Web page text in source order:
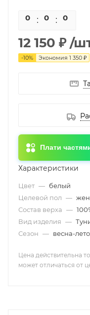
0 0 0
12 150 ₽ /
-10% Экономия 1 350 ₽
Плати
Характеристики
Цвет — белый
Целевой пол — жен
Состав верха —
Вид изделия —
Сезон — весна-лето
Цена действительна
может отличаться от